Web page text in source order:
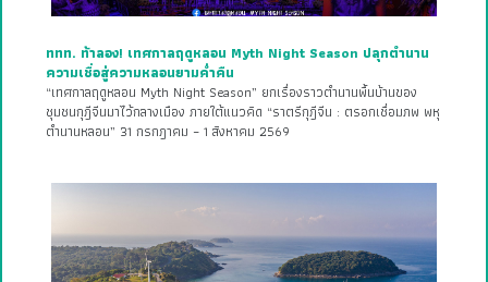
ททท. ท้าลอง! เทศกาลฤดูหลอน Myth Night Season ปลุกตำนาน
ความเชื่อสู่ความหลอนยามค่ำคืน
“เทศกาลฤดูหลอน Myth Night Season” ยกเรื่องราวตำนานพื้นบ้านของ
ชุมชนกุฎีจีนมาไว้กลางเมือง ภายใต้แนวคิด “ราตรีกุฎีจีน : ตรอกเชื่อมภพ พหุ
ตำนานหลอน” 31 กรกฎาคม – 1 สิงหาคม 2569